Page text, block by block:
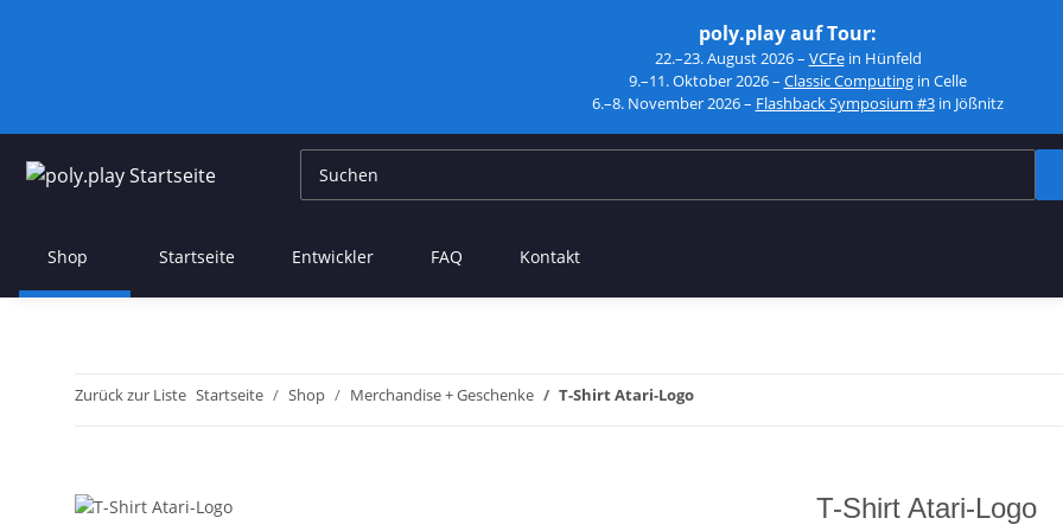
poly.play auf Tour:
22.–23. August 2026 – VCFein Hünfeld
9.–11. Oktober 2026 – Classic Computingin Celle
6.–8. November 2026 – Flashback Symposium #3in Jößnitz
Shop Startseite Entwickler FAQ Kontakt
Zurück zur Liste Startseite Shop Merchandise + Geschenke T-Shirt Atari-Logo
T-Shirt Atari-Logo